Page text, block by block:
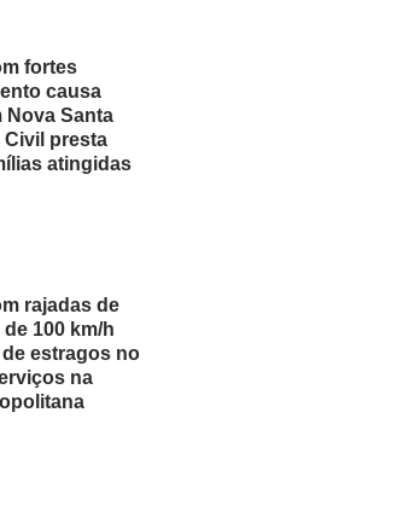
fortes
causa
Nova Santa
Civil presta
atingidas
rajadas de
100 km/h
estragos no
na